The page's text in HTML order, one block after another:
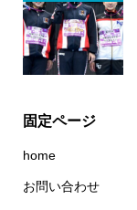
固定ページ
home
お問い合わせ